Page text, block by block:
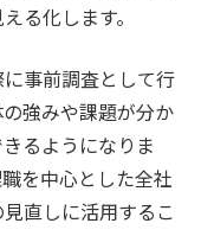
る化します。
事前調査として行
強みや課題が分か
るようになりま
を中心とした全社
直しに活用するこ